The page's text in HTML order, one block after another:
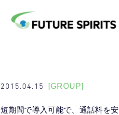
2015.04.15 [GROUP]
短期間で導入可能で、通話料を安